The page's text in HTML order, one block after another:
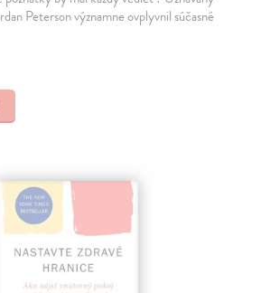
Peterson významne ovplyvnil súčasné